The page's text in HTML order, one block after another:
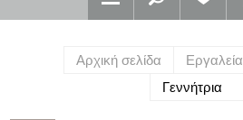
Αρχική σελίδα Εργαλεία
Γεννήτρια